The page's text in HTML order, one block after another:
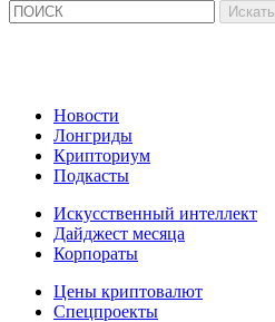
Новости
Лонгриды
Крипториум
Подкасты
Искусственный интеллект
Дайджест месяца
Корпораты
Цены криптовалют
Спецпроекты